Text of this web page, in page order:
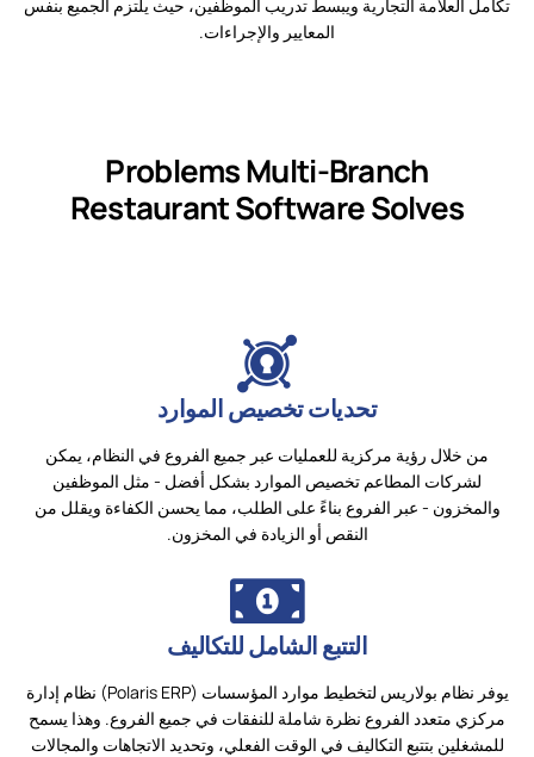
تكامل العلامة التجارية ويبسط تدريب الموظفين، حيث يلتزم الجميع بنفس
المعايير والإجراءات.
Problems Multi-Branch
Restaurant Software Solves
تحديات تخصيص الموارد
من خلال رؤية مركزية للعمليات عبر جميع الفروع في النظام، يمكن
لشركات المطاعم تخصيص الموارد بشكل أفضل - مثل الموظفين
والمخزون - عبر الفروع بناءً على الطلب، مما يحسن الكفاءة ويقلل من
النقص أو الزيادة في المخزون.
التتبع الشامل للتكاليف
يوفر نظام بولاريس لتخطيط موارد المؤسسات (Polaris ERP) نظام إدارة
مركزي متعدد الفروع نظرة شاملة للنفقات في جميع الفروع. وهذا يسمح
للمشغلين بتتبع التكاليف في الوقت الفعلي، وتحديد الاتجاهات والمجالات